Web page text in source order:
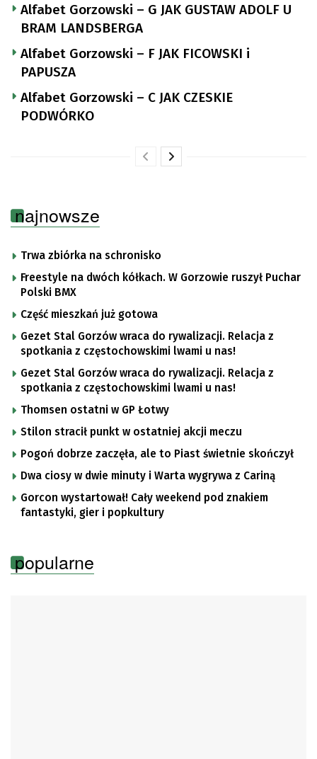
Alfabet Gorzowski – G JAK GUSTAW ADOLF U
BRAM LANDSBERGA
Alfabet Gorzowski – F JAK FICOWSKI i
PAPUSZA
Alfabet Gorzowski – C JAK CZESKIE
PODWÓRKO
najnowsze
Trwa zbiórka na schronisko
Freestyle na dwóch kółkach. W Gorzowie ruszył Puchar
Polski BMX
Część mieszkań już gotowa
Gezet Stal Gorzów wraca do rywalizacji. Relacja z
spotkania z częstochowskimi lwami u nas!
Gezet Stal Gorzów wraca do rywalizacji. Relacja z
spotkania z częstochowskimi lwami u nas!
Thomsen ostatni w GP Łotwy
Stilon stracił punkt w ostatniej akcji meczu
Pogoń dobrze zaczęła, ale to Piast świetnie skończył
Dwa ciosy w dwie minuty i Warta wygrywa z Cariną
Gorcon wystartował! Cały weekend pod znakiem
fantastyki, gier i popkultury
popularne